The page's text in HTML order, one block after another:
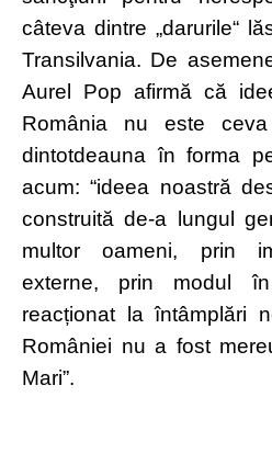
câteva dintre „darurile“
Transilvania. De
Aurel Pop afirmă că
România nu este
dintotdeauna în forma
acum: “ideea noastră
construită de-a lungul
multor oameni, prin
externe, prin modul
reacționat la întâmplări
României nu a fost
Mari”.